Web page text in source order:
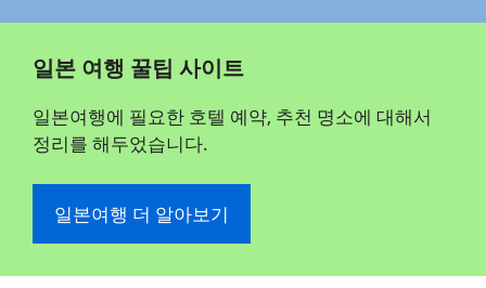
일본 여행 꿀팁 사이트
일본여행에 필요한 호텔 예약, 추천 명소에 대해서
정리를 해두었습니다.
일본여행 더 알아보기